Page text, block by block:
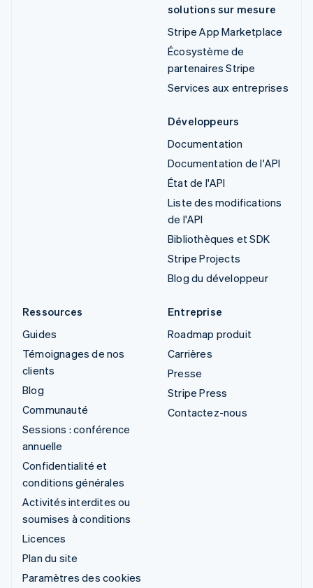
solutions sur mesure
Stripe App Marketplace
Écosystème de
partenaires Stripe
Services aux entreprises
Développeurs
Documentation
Documentation de l'API
État de l'API
Liste des modifications
de l'API
Bibliothèques et SDK
Stripe Projects
Blog du développeur
Ressources
Guides
Témoignages de nos
clients
Blog
Communauté
Sessions : conférence
annuelle
Confidentialité et
conditions générales
Activités interdites ou
soumises à conditions
Licences
Plan du site
Paramètres des cookies
Entreprise
Roadmap produit
Carrières
Presse
Stripe Press
Contactez-nous